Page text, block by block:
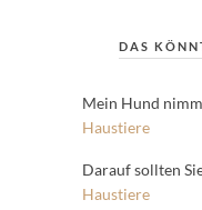
DAS
Mein Hund
Haustiere
Darauf sollten
Haustiere